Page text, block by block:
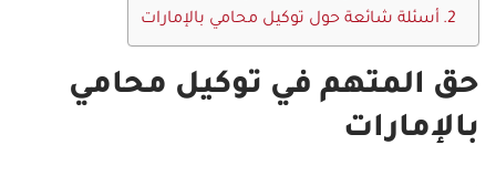
أسئلة شائعة حول توكيل محامي بالإمارات
حق المتهم في توكيل محامي
بالإمارات